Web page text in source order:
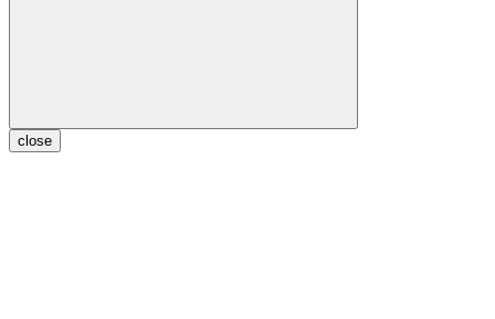
close